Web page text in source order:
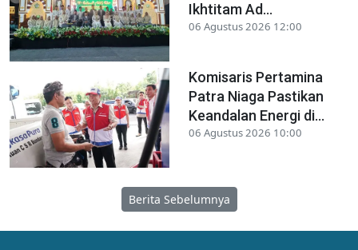
Ikhtitam Ad...
06 Agustus 2026 12:00
Komisaris Pertamina
Patra Niaga Pastikan
Keandalan Energi di...
06 Agustus 2026 10:00
Berita Sebelumnya